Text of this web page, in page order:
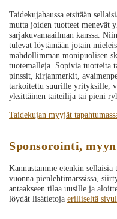
Taidekujahaussa etsitään
mutta joiden tuotteet menevät
sarjakuvamaailman kanssa.
tulevat löytämään jotain
mahdollimman monipuolisen
tuotemalleja. Sopivia tuotteita
pinssit, kirjanmerkit,
tarkoitettu suurille yrityksille,
yksittäinen taiteilija tai pieni
Taidekujan myyjät
Sponsorointi,
Kannustamme etenkin
vuonna pienlehtimarssissa,
antaakseen tilaa uusille ja
löydät lisätietoja erilliseltä